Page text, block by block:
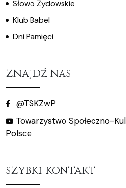
Słowo Żydowskie
Klub Babel
Dni Pamięci
znajdź nas
@TSKZwP
Towarzystwo Społeczno-
Polsce
szybki kontakt